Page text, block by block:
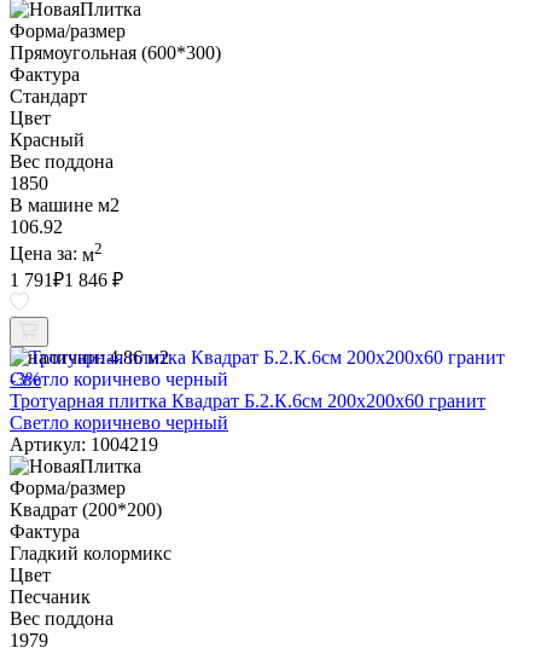
Форма/размер
Прямоугольная (600*300)
Фактура
Стандарт
Цвет
Красный
Вес поддона
1850
В машине м2
106.92
Цена за: м2
1 791₽1 846 ₽
В наличии: 4.86 м2
-3%
Тротуарная плитка Квадрат Б.2.К.6см 200х200х60 гранит
Светло коричнево черный
Артикул: 1004219
Форма/размер
Квадрат (200*200)
Фактура
Гладкий колормикс
Цвет
Песчаник
Вес поддона
1979